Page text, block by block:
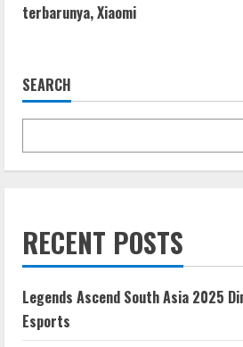
terbarunya, Xiaomi
SEARCH
RECENT POSTS
Legends Ascend South Asia 2025
Esports